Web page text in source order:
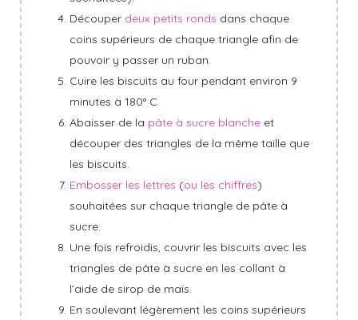
Découper deux petits ronds dans chaque
coins supérieurs de chaque triangle afin de
pouvoir y passer un ruban.
Cuire les biscuits au four pendant environ 9
minutes à 180° C.
Abaisser de la pâte à sucre blanche et
découper des triangles de la même taille que
les biscuits.
Embosser les lettres (ou les chiffres)
souhaitées sur chaque triangle de pâte à
sucre.
Une fois refroidis, couvrir les biscuits avec les
triangles de pâte à sucre en les collant à
l’aide de sirop de maïs.
En soulevant légèrement les coins supérieurs